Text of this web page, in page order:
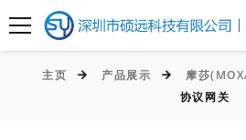
主页 产品展示 摩莎
协议网关